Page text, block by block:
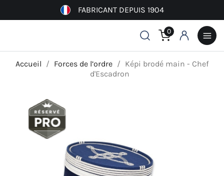
FABRICANT DEPUIS 1904
0
Accueil Forces de l’ordre
Képi brodé main - Chef
d'Escadron